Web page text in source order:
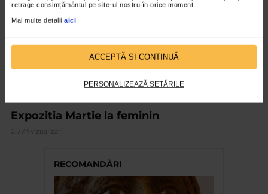
retrage consimțământul pe site-ul nostru în orice moment.
Mai multe detalii aici.
ACCEPTĂ SI CONTINUĂ
PERSONALIZEAZĂ SETĂRILE
Expozitia Martie la feminin
3.774 vizualizari
RECOMANDĂRI